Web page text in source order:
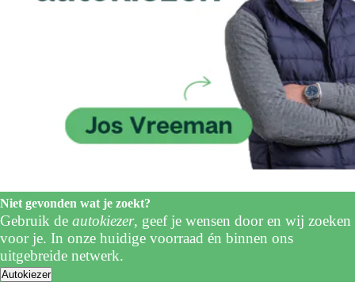
Niet gevonden wat je zoekt?
Gebruik de autokiezer, geef je wensen door en wij zoeken
voor je. In onze huidige voorraad én binnen ons
uitgebreide netwerk.
Autokiezer